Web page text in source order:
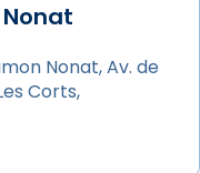
i als
de Barcelona.
cardenal Joan
i l’ha
Barcelona,
Nonat, Av. de
Corts,